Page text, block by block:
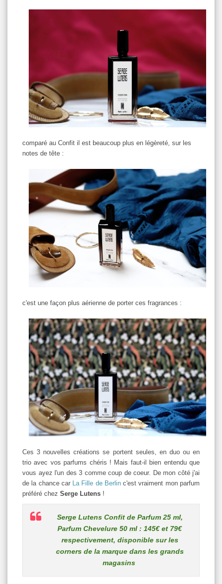
comparé au Confit il est beaucoup plus en légèreté, sur les
notes de tête :
c'est une façon plus aérienne de porter ces fragrances :
Ces 3 nouvelles créations se portent seules, en duo ou en
trio avec vos parfums chéris ! Mais faut-il bien entendu que
vous ayez l'un des 3 comme coup de coeur. De mon côté j'ai
de la chance car La Fille de Berlinc'est vraiment mon parfum
préféré chez Serge Lutens !
Serge Lutens Confit de Parfum 25 ml,
Parfum Chevelure 50 ml : 145€ et 79€
respectivement, disponible sur les
corners de la marque dans les grands
magasins